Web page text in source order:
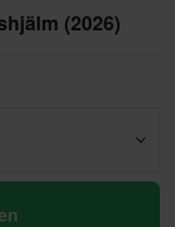
(2026)